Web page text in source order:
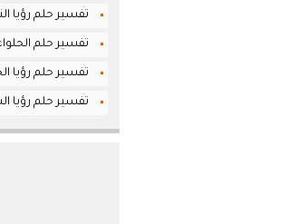
تفسير حلم رؤيا
تفسير حلم
تفسير حلم رؤيا
تفسير حلم رؤيا